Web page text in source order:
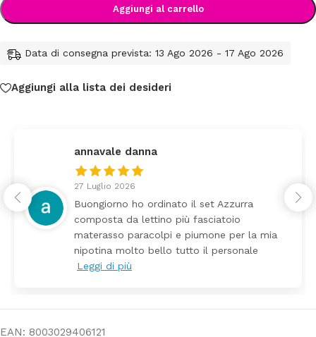
Aggiungi al carrello
Data di consegna prevista: 13 Ago 2026 - 17 Ago 2026
Aggiungi alla lista dei desideri
2026
ho ordinato il set Azzurra
da lettino più fasciatoio
paracolpi e piumone per la mia
molto bello tutto il personale
24
EAN: 8003029406121